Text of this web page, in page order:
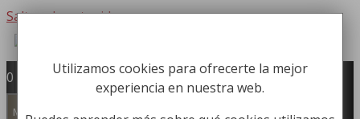
Saltar al contenido
Fabricación y comercialización de
equipamiento para la higiene industrial
Búsqueda de productos
0
Menú
Utilizamos cookies para ofrecerte la mejor
experiencia en nuestra web.